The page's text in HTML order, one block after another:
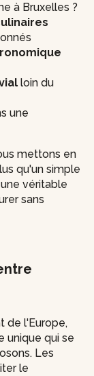
à Bruxelles ?
loin du
une
mettons en
qu'un simple
véritable
sans
de l'Europe,
unique qui se
Les
le